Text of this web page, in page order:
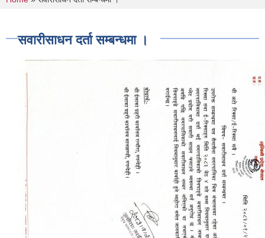
सवारीसाधन दर्ता सम्बन्धमा ।